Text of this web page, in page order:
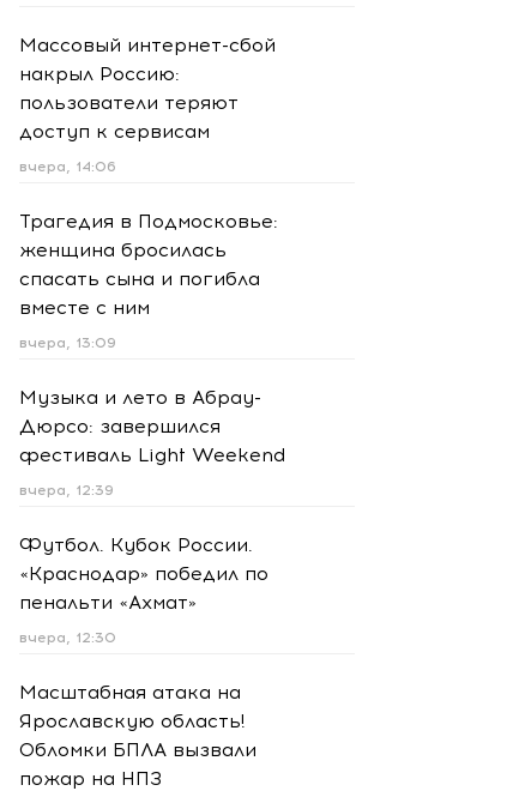
Массовый интернет-сбой
накрыл Россию:
пользователи теряют
доступ к сервисам
вчера, 14:06
Трагедия в Подмосковье:
женщина бросилась
спасать сына и погибла
вместе с ним
вчера, 13:09
Музыка и лето в Абрау-
Дюрсо: завершился
фестиваль Light Weekend
вчера, 12:39
Футбол. Кубок России.
«Краснодар» победил по
пенальти «Ахмат»
вчера, 12:30
Масштабная атака на
Ярославскую область!
Обломки БПЛА вызвали
пожар на НПЗ